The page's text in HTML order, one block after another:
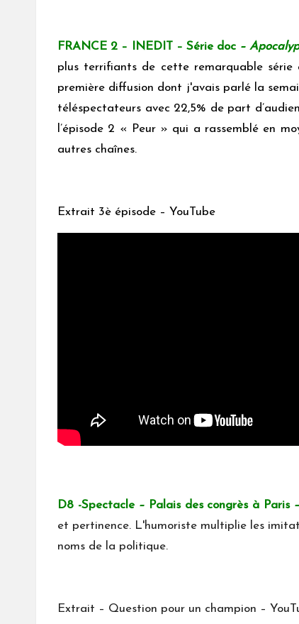
FRANCE 2 – INEDIT – Série doc –
plus terrifiants de cette remarquable série
première diffusion dont j'avais parlé la
téléspectateurs avec 22,5% de part
l’épisode 2 « Peur » qui a rassemblé en
autres chaînes.
Extrait 3è épisode – YouTube
D8 -Spectacle – Palais des congrès à Paris–
et pertinence. L'humoriste multiplie les
noms de la politique.
Extrait – Question pour un champion –